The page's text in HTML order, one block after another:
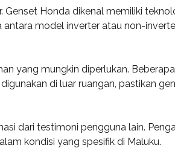
Genset Honda dikenal memiliki
model inverter atau non-
yang mungkin diperlukan.
di luar ruangan, pastikan
dari testimoni pengguna lain.
kondisi yang spesifik di Maluku.